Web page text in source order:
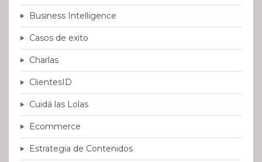
Business Intelligence
Casos de exito
Charlas
ClientesID
Cuidá las Lolas
Ecommerce
Estrategia de Contenidos